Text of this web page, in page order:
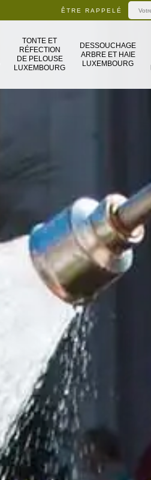
ÊTRE RAPPELÉ
TONTE ET
RÉFECTION
DE PELOUSE
LUXEMBOURG
DESSOUCHAGE
ARBRE ET HAIE
LUXEMBOURG